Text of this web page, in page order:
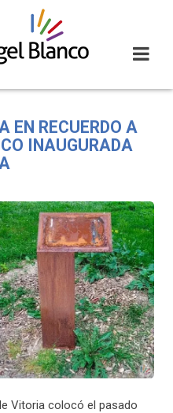
EN RECUERDO A
INAUGURADA
Vitoria colocó el pasado